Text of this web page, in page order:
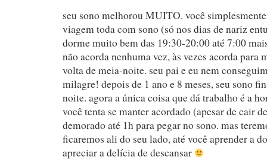
seu sono melhorou MUITO. você
viagem toda com sono (só nos dias de nariz
dorme muito bem das 19:30-20:00 até 7:00
não acorda nenhuma vez, às vezes acorda para
volta de meia-noite. seu pai e eu nem
milagre! depois de 1 ano e 8 meses, seu sono
noite. agora a única coisa que dá trabalho é a
você tenta se manter acordado (apesar de cair
demorado até 1h para pegar no sono. mas
ficaremos ali do seu lado, até você aprender a
apreciar a delícia de descansar